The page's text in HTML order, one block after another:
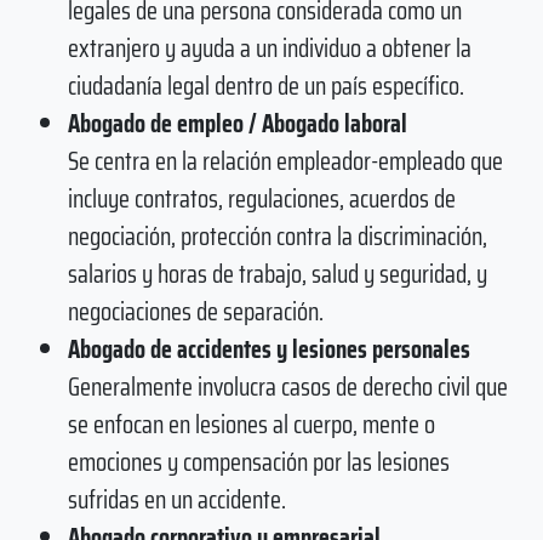
legales de una persona considerada como un
extranjero y ayuda a un individuo a obtener la
ciudadanía legal dentro de un país específico.
Abogado de empleo / Abogado laboral
Se centra en la relación empleador-empleado que
incluye contratos, regulaciones, acuerdos de
negociación, protección contra la discriminación,
salarios y horas de trabajo, salud y seguridad, y
negociaciones de separación.
Abogado de accidentes y lesiones personales
Generalmente involucra casos de derecho civil que
se enfocan en lesiones al cuerpo, mente o
emociones y compensación por las lesiones
sufridas en un accidente.